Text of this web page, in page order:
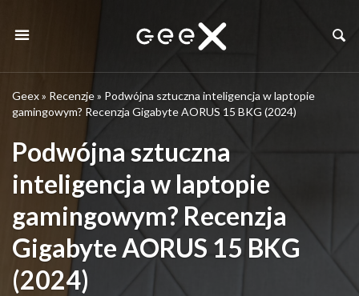
Geex» Recenzje» Podwójna sztuczna inteligencja w laptopie
gamingowym? Recenzja Gigabyte AORUS 15 BKG (2024)
Podwójna sztuczna
inteligencja w laptopie
gamingowym? Recenzja
Gigabyte AORUS 15 BKG
(2024)